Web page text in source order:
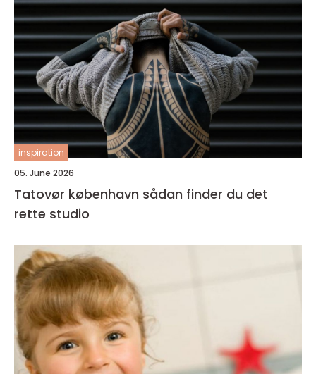
inspiration
05. June 2026
Tatovør københavn sådan finder du det
rette studio